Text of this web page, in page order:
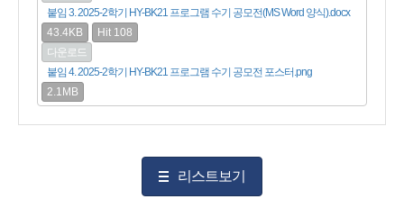
붙임 3. 2025-2학기 HY-BK21 프로그램 수기 공모전(MS Word 양식).docx
43.4KB
Hit 108
다운로드
붙임 4. 2025-2학기 HY-BK21 프로그램 수기 공모전 포스터.png
2.1MB
리스트보기